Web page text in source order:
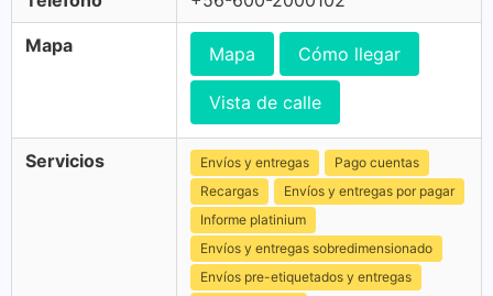
Mapa Mapa Cómo llegar
Vista de calle
Servicios Envíos y entregas
Pago cuentas
Recargas
Envíos y entregas por pagar
Informe platinium
Envíos y entregas sobredimensionado
Envíos pre-etiquetados y entregas